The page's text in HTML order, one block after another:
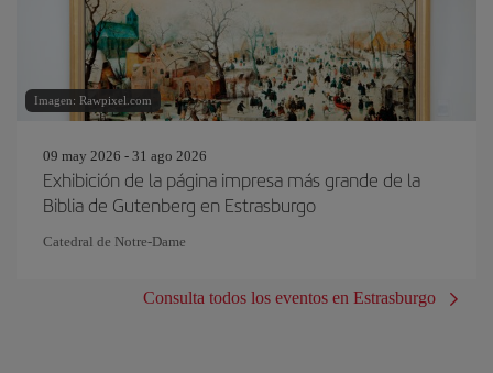
Imagen: Rawpixel.com
09 may 2026 - 31 ago 2026
Exhibición de la página impresa más grande de la
Biblia de Gutenberg en Estrasburgo
Catedral de Notre-Dame
Consulta todos los eventos en Estrasburgo